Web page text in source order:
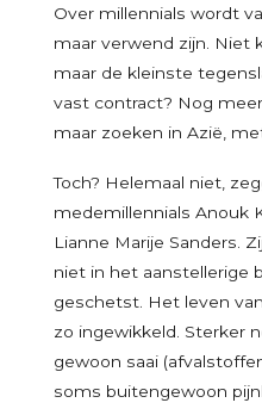
Over millennials wordt
maar verwend zijn. Niet
maar de kleinste
vast contract? Nog
maar zoeken in Azië,
Toch? Helemaal niet,
medemillennials Anouk
Lianne Marije Sanders.
niet in het aanstellerige
geschetst. Het leven
zo ingewikkeld. Sterker
gewoon saai
soms buitengewoon